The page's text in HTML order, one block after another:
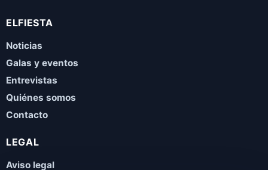
ELFIESTA
Noticias
Galas y eventos
Entrevistas
Quiénes somos
Contacto
LEGAL
Aviso legal